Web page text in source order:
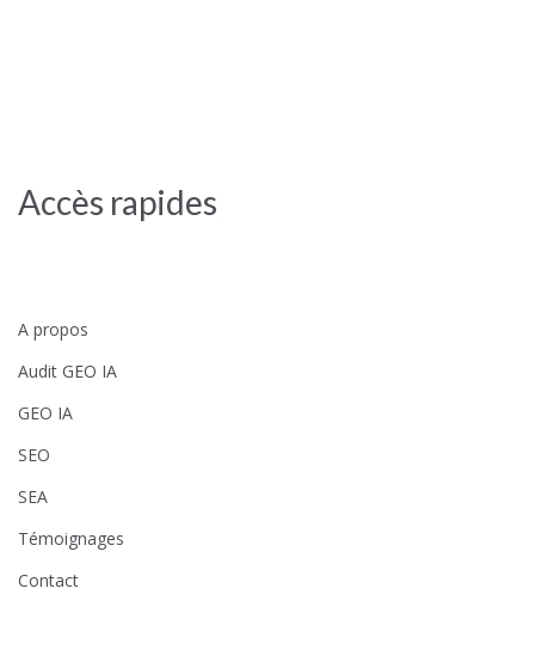
Accès rapides
A propos
Audit GEO IA
GEO IA
SEO
SEA
Témoignages
Contact